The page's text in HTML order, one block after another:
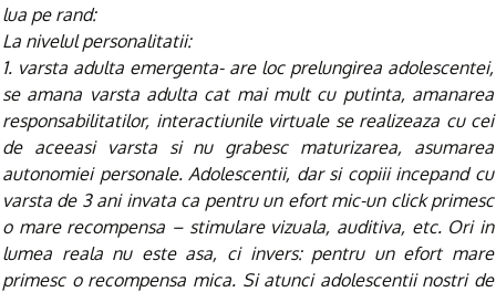
lua pe rand:
La nivelul personalitatii:
1. varsta adulta emergenta- are loc prelungirea adolescentei,
se amana varsta adulta cat mai mult cu putinta, amanarea
responsabilitatilor, interactiunile virtuale se realizeaza cu cei
de aceeasi varsta si nu grabesc maturizarea, asumarea
autonomiei personale. Adolescentii, dar si copiii incepand cu
varsta de 3 ani invata ca pentru un efort mic-un click primesc
o mare recompensa – stimulare vizuala, auditiva, etc. Ori in
lumea reala nu este asa, ci invers: pentru un efort mare
primesc o recompensa mica. Si atunci adolescentii nostri de